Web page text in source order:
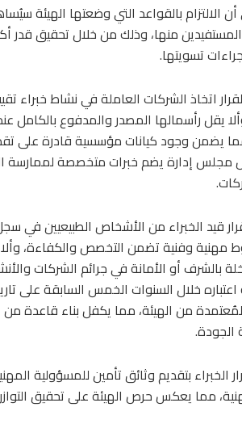
أن الالتزام بالقواعد التي وضعتها الهيئة
منها، وذلك من خلال تحقيق قدر
تسويتها.
اتخاذ الشركات العاملة في نشاط خبراء
يضمن وجود كيانات مؤسسية قادرة على
إدارة يضم خبرات متخصصة لممارسة
وفنية تضمن التخصص والكفاءة،
بالشرف أو الأمانة في جرائم الشركات
اعتباره خلال السنوات الخمس السابقة على
المُعتمدة من الهيئة، مما يكفل بناء قاعدة
الجودة.
الخبراء بتقديم وثائق تأمين للمسؤولية
مما يعكس حرص الهيئة على تحقيق